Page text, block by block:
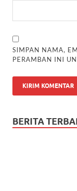
SIMPAN NAMA,
PERAMBAN INI
BERITA